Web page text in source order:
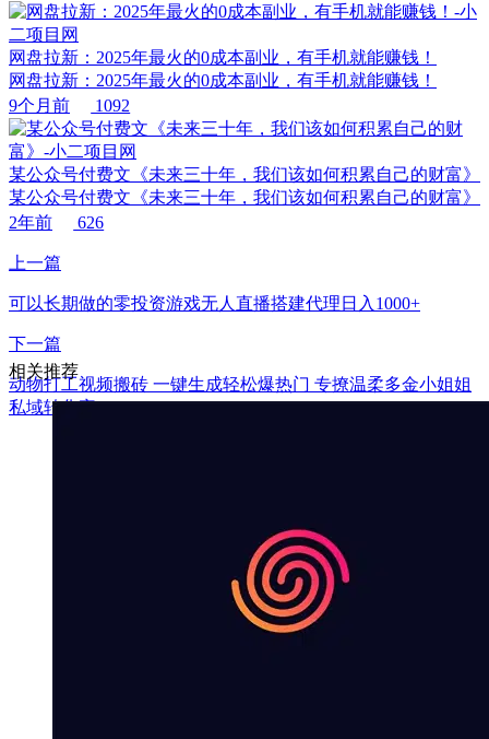
网盘拉新：2025年最火的0成本副业，有手机就能赚钱！
网盘拉新：2025年最火的0成本副业，有手机就能赚钱！
9个月前
1092
某公众号付费文《未来三十年，我们该如何积累自己的财富》
某公众号付费文《未来三十年，我们该如何积累自己的财富》
2年前
626
上一篇
可以长期做的零投资游戏无人直播搭建代理日入1000+
下一篇
动物打工视频搬砖 一键生成轻松爆热门 专撩温柔多金小姐姐
私域转化率1W+
相关推荐